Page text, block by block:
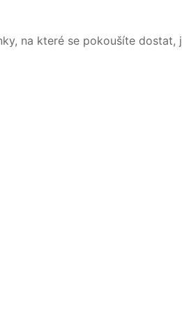
na které se pokoušíte dostat,